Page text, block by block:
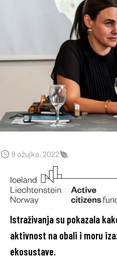
8 ožujka, 2022
Istraživanja su pokazala
aktivnost na obali i moru
ekosustave.